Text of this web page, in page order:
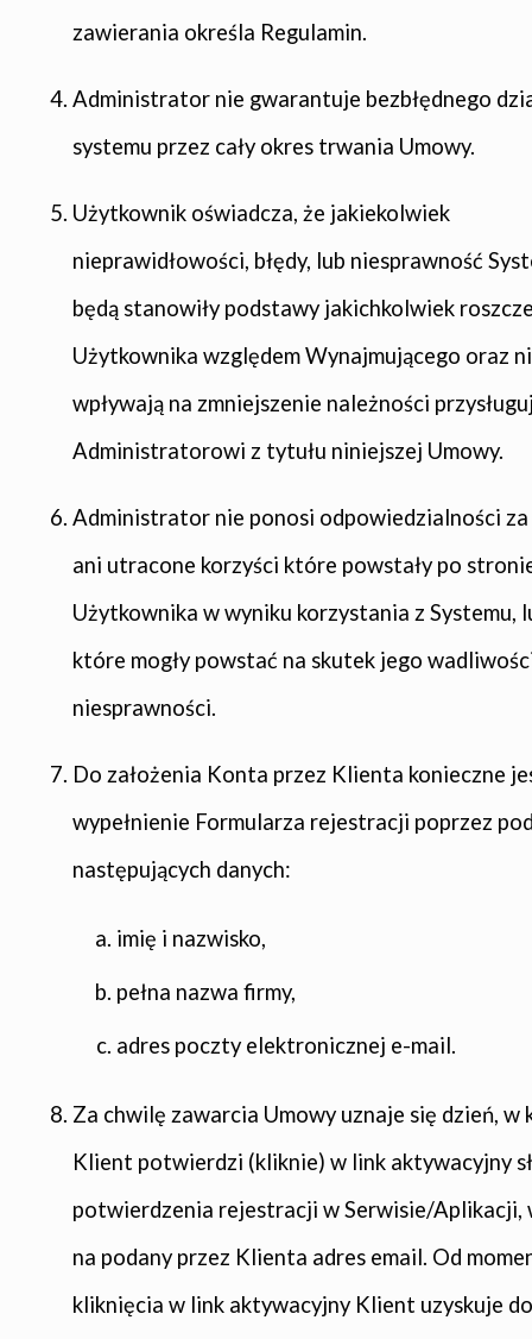
zawierania określa Regulamin.
Administrator nie gwarantuje bezbłędnego
systemu przez cały okres trwania Umowy.
Użytkownik oświadcza, że jakiekolwiek
nieprawidłowości, błędy, lub niesprawność
będą stanowiły podstawy jakichkolwiek
Użytkownika względem Wynajmującego oraz
wpływają na zmniejszenie należności
Administratorowi z tytułu niniejszej Umowy.
Administrator nie ponosi odpowiedzialności za
ani utracone korzyści które powstały po
Użytkownika w wyniku korzystania z Systemu,
które mogły powstać na skutek jego
niesprawności.
Do założenia Konta przez Klienta konieczne
wypełnienie Formularza rejestracji poprzez
następujących danych:
imię i nazwisko,
pełna nazwa firmy,
adres poczty elektronicznej e-mail.
Za chwilę zawarcia Umowy uznaje się dzień, w
Klient potwierdzi (kliknie) w link aktywacyjny
potwierdzenia rejestracji w Serwisie/Aplikacji,
na podany przez Klienta adres email. Od
kliknięcia w link aktywacyjny Klient uzyskuje